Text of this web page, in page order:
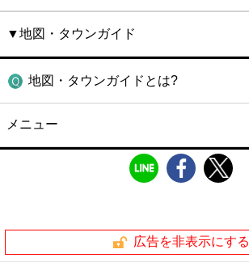
▼地図・タウンガイド
地図・タウンガイドとは?
メニュー
広告を非表示にする